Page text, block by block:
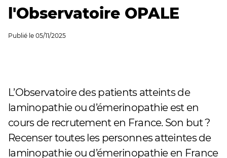
l'Observatoire OPALE
Publié le 05/11/2025
L’Observatoire des patients atteints de
laminopathie ou d’émerinopathie est en
cours de recrutement en France. Son but ?
Recenser toutes les personnes atteintes de
laminopathie ou d’émerinopathie en France